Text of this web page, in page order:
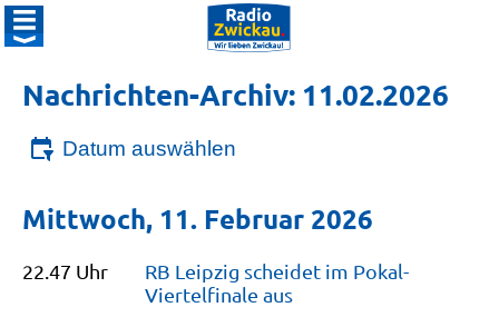
Nachrichten-Archiv: 11.02.2026
Datum auswählen
Mittwoch, 11. Februar 2026
22.47 Uhr
RB Leipzig scheidet im Pokal-
Viertelfinale aus